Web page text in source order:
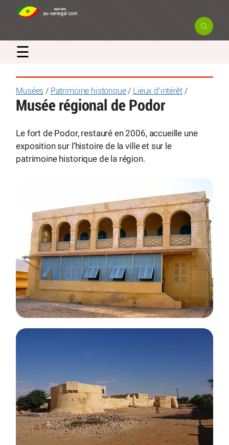
☰
Musées / Patrimoine historique/ Lieux d’intérêt/
Musée régional de Podor
Le fort de Podor, restauré en 2006, accueille une
exposition sur l’histoire de la ville et sur le
patrimoine historique de la région.